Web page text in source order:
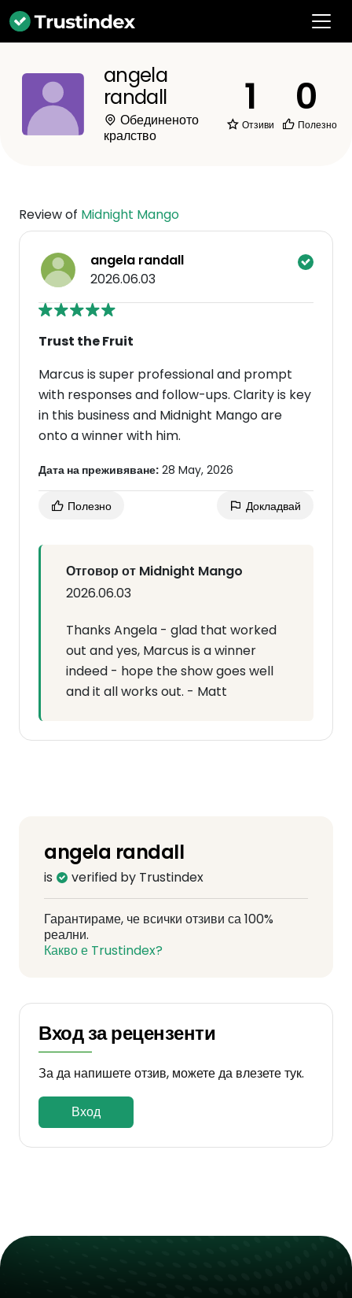
angela
randall
Обединеното
кралство
1
Отзиви
0
Полезно
Review of Midnight Mango
angela randall
2026.06.03
Trust the Fruit
Marcus is super professional and prompt
with responses and follow-ups. Clarity is key
in this business and Midnight Mango are
onto a winner with him.
Дата на преживяване: 28 May, 2026
Полезно Докладвай
Отговор от Midnight Mango
2026.06.03
Thanks Angela - glad that worked
out and yes, Marcus is a winner
indeed - hope the show goes well
and it all works out. - Matt
angela randall
is verified by Trustindex
Гарантираме, че всички отзиви са 100%
реални.
Какво е Trustindex?
Вход за рецензенти
За да напишете отзив, можете да влезете тук.
Вход